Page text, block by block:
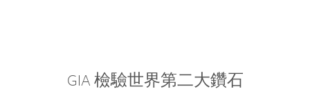
GIA 檢驗世界第二大鑽石